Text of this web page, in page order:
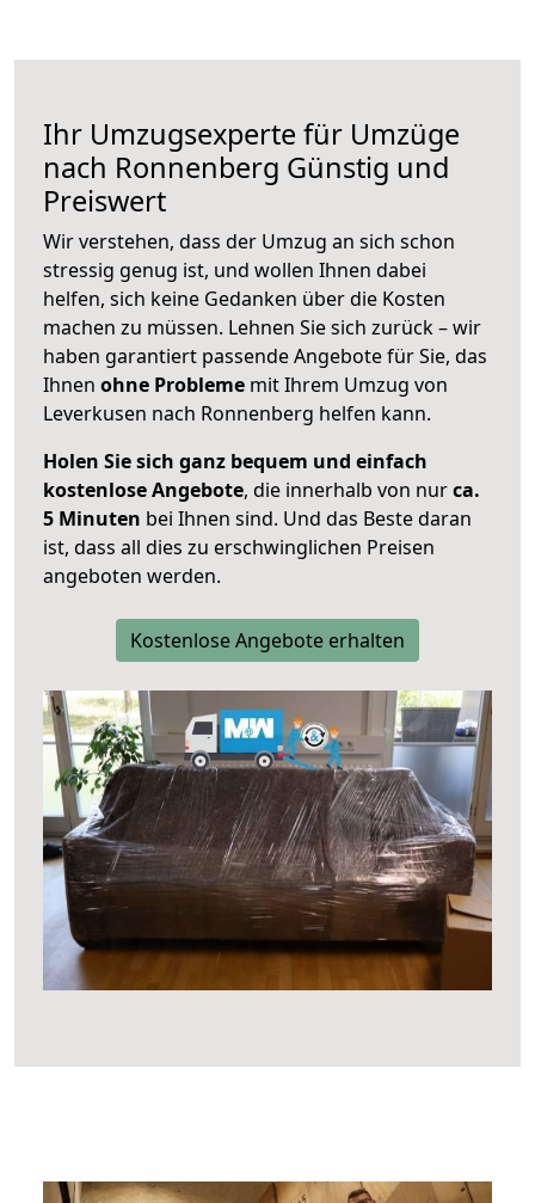
Ihr Umzugsexperte für Umzüge
nach Ronnenberg Günstig und
Preiswert
Wir verstehen, dass der Umzug an sich schon
stressig genug ist, und wollen Ihnen dabei
helfen, sich keine Gedanken über die Kosten
machen zu müssen. Lehnen Sie sich zurück – wir
haben garantiert passende Angebote für Sie, das
Ihnen ohne Probleme mit Ihrem Umzug von
Leverkusen nach Ronnenberg helfen kann.
Holen Sie sich ganz bequem und einfach
kostenlose Angebote, die innerhalb von nurca.
5 Minuten bei Ihnen sind. Und das Beste daran
ist, dass all dies zu erschwinglichen Preisen
angeboten werden.
Kostenlose Angebote erhalten